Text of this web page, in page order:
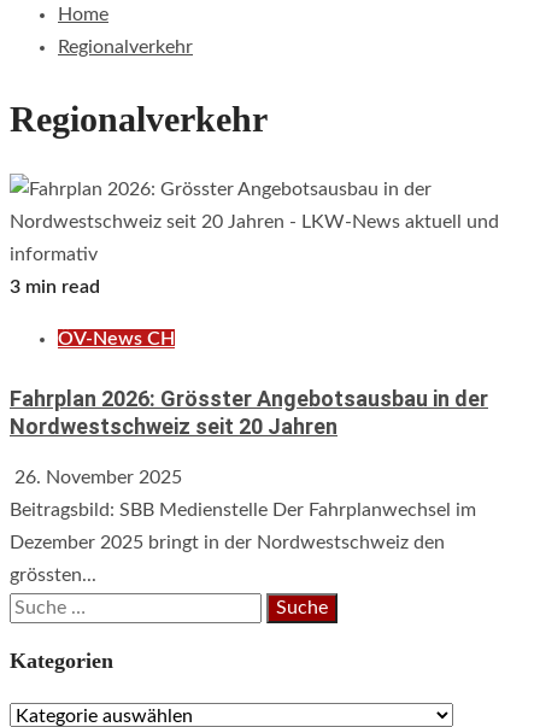
Home
Regionalverkehr
Regionalverkehr
3 min read
ÖV-News CH
Fahrplan 2026: Grösster Angebotsausbau in der
Nordwestschweiz seit 20 Jahren
26. November 2025
Beitragsbild: SBB Medienstelle Der Fahrplanwechsel im
Dezember 2025 bringt in der Nordwestschweiz den
grössten...
Suche
Kategorien
Kategorien